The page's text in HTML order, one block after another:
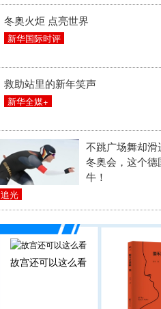
冬奥火炬 点亮世界
新华国际时评
救助站里的新年笑声
新华全媒+
不跳广场舞却滑
冬奥会，这个德
牛！
追光
故宫还可以这么看